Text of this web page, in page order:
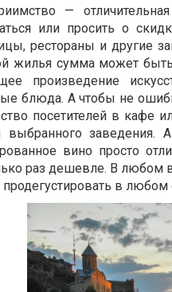
—
или просить о
рестораны и другие
жилья сумма может
произведение
блюда. А чтобы не
посетителей в кафе
выбранного
вино просто
раз дешевле. В любом
в любом